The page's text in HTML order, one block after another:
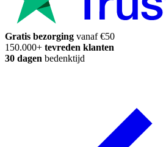
Gratis bezorging vanaf €50
150.000+ tevreden klanten
30 dagen bedenktijd